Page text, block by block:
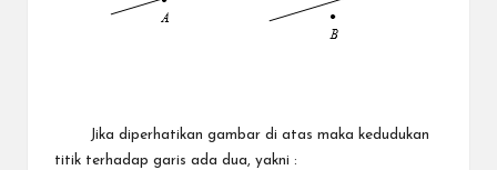
Jika diperhatikan gambar di atas maka kedudukan
titik terhadap garis ada dua, yakni :